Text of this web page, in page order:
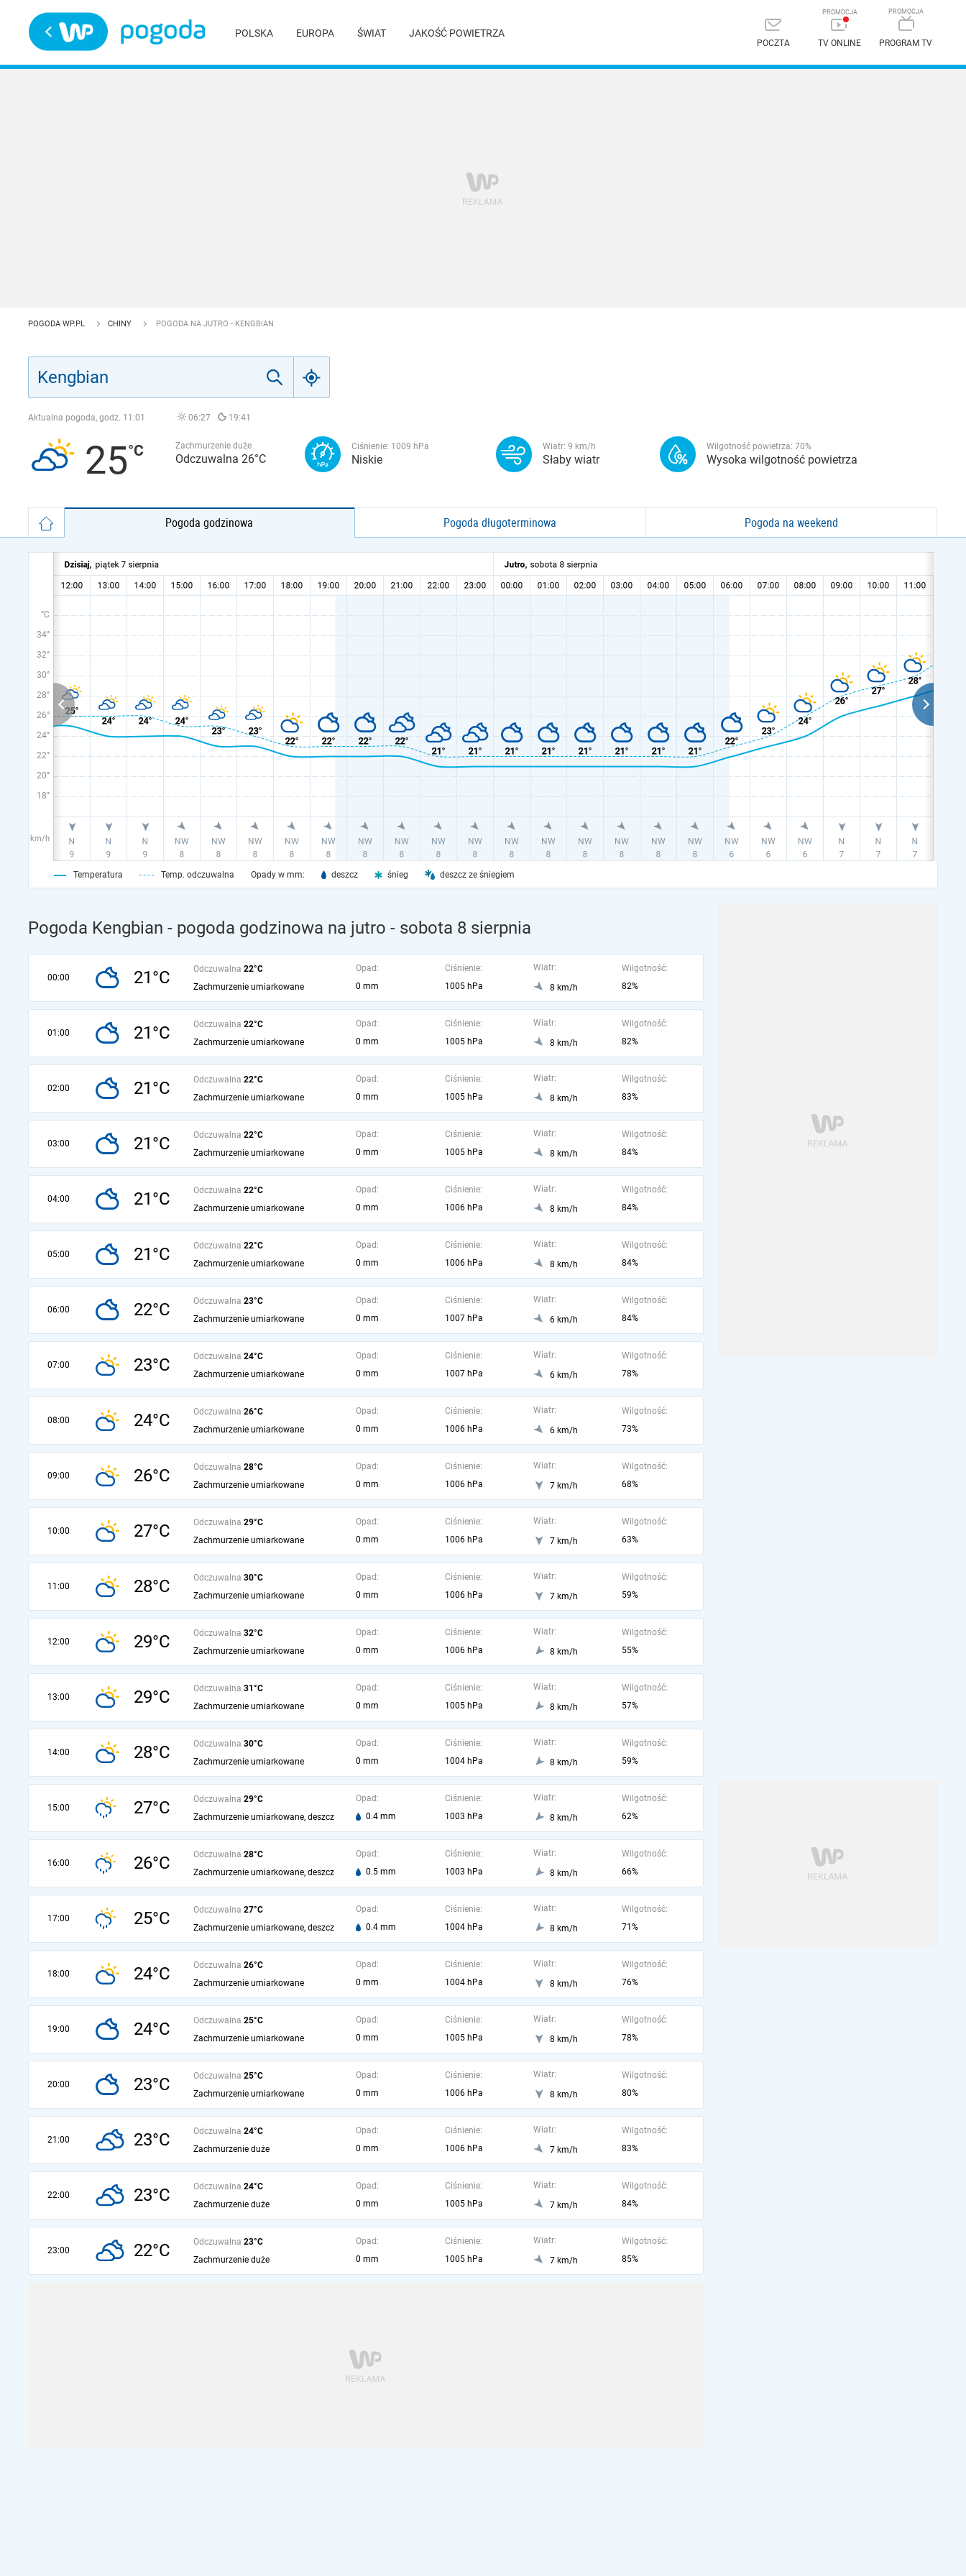
POLSKA EUROPA ŚWIAT JAKOŚĆ POWIETRZA
POCZTA TV ONLINE PROGRAM TV
POGODA WP.PL CHINY POGODA NA JUTRO - KENGBIAN
Aktualna pogoda, godz. 11:01 06:27 19:41
25 Zachmurzenie duże
Odczuwalna 26°C
Ciśnienie: 1009 hPa
Niskie
Wiatr: 9 km/h
Słaby wiatr
Wilgotność powietrza: 70%
Wysoka wilgotność powietrza
Pogoda godzinowa Pogoda długoterminowa Pogoda na weekend
°C
34°
32°
30°
28°
26°
24°
22°
20°
18°
km/h
Temperatura Temp. odczuwalna Opady w mm: deszcz śnieg deszcz ze śniegiem
Pogoda Kengbian - pogoda godzinowa na jutro - sobota 8 sierpnia
00:00 21°C Odczuwalna 22°C
Zachmurzenie umiarkowane
Opad:
0 mm
Ciśnienie:
1005 hPa
Wiatr:
8 km/h
Wilgotność:
82%
01:00 21°C Odczuwalna 22°C
Zachmurzenie umiarkowane
Opad:
0 mm
Ciśnienie:
1005 hPa
Wiatr:
8 km/h
Wilgotność:
82%
02:00 21°C Odczuwalna 22°C
Zachmurzenie umiarkowane
Opad:
0 mm
Ciśnienie:
1005 hPa
Wiatr:
8 km/h
Wilgotność:
83%
03:00 21°C Odczuwalna 22°C
Zachmurzenie umiarkowane
Opad:
0 mm
Ciśnienie:
1005 hPa
Wiatr:
8 km/h
Wilgotność:
84%
04:00 21°C Odczuwalna 22°C
Zachmurzenie umiarkowane
Opad:
0 mm
Ciśnienie:
1006 hPa
Wiatr:
8 km/h
Wilgotność:
84%
05:00 21°C Odczuwalna 22°C
Zachmurzenie umiarkowane
Opad:
0 mm
Ciśnienie:
1006 hPa
Wiatr:
8 km/h
Wilgotność:
84%
06:00 22°C Odczuwalna 23°C
Zachmurzenie umiarkowane
Opad:
0 mm
Ciśnienie:
1007 hPa
Wiatr:
6 km/h
Wilgotność:
84%
07:00 23°C Odczuwalna 24°C
Zachmurzenie umiarkowane
Opad:
0 mm
Ciśnienie:
1007 hPa
Wiatr:
6 km/h
Wilgotność:
78%
08:00 24°C Odczuwalna 26°C
Zachmurzenie umiarkowane
Opad:
0 mm
Ciśnienie:
1006 hPa
Wiatr:
6 km/h
Wilgotność:
73%
09:00 26°C Odczuwalna 28°C
Zachmurzenie umiarkowane
Opad:
0 mm
Ciśnienie:
1006 hPa
Wiatr:
7 km/h
Wilgotność:
68%
10:00 27°C Odczuwalna 29°C
Zachmurzenie umiarkowane
Opad:
0 mm
Ciśnienie:
1006 hPa
Wiatr:
7 km/h
Wilgotność:
63%
11:00 28°C Odczuwalna 30°C
Zachmurzenie umiarkowane
Opad:
0 mm
Ciśnienie:
1006 hPa
Wiatr:
7 km/h
Wilgotność:
59%
12:00 29°C Odczuwalna 32°C
Zachmurzenie umiarkowane
Opad:
0 mm
Ciśnienie:
1006 hPa
Wiatr:
8 km/h
Wilgotność:
55%
13:00 29°C Odczuwalna 31°C
Zachmurzenie umiarkowane
Opad:
0 mm
Ciśnienie:
1005 hPa
Wiatr:
8 km/h
Wilgotność:
57%
14:00 28°C Odczuwalna 30°C
Zachmurzenie umiarkowane
Opad:
0 mm
Ciśnienie:
1004 hPa
Wiatr:
8 km/h
Wilgotność:
59%
15:00 27°C Odczuwalna 29°C
Zachmurzenie umiarkowane, deszcz
Opad:
0.4 mm
Ciśnienie:
1003 hPa
Wiatr:
8 km/h
Wilgotność:
62%
16:00 26°C Odczuwalna 28°C
Zachmurzenie umiarkowane, deszcz
Opad:
0.5 mm
Ciśnienie:
1003 hPa
Wiatr:
8 km/h
Wilgotność:
66%
17:00 25°C Odczuwalna 27°C
Zachmurzenie umiarkowane, deszcz
Opad:
0.4 mm
Ciśnienie:
1004 hPa
Wiatr:
8 km/h
Wilgotność:
71%
18:00 24°C Odczuwalna 26°C
Zachmurzenie umiarkowane
Opad:
0 mm
Ciśnienie:
1004 hPa
Wiatr:
8 km/h
Wilgotność:
76%
19:00 24°C Odczuwalna 25°C
Zachmurzenie umiarkowane
Opad:
0 mm
Ciśnienie:
1005 hPa
Wiatr:
8 km/h
Wilgotność:
78%
20:00 23°C Odczuwalna 25°C
Zachmurzenie umiarkowane
Opad:
0 mm
Ciśnienie:
1006 hPa
Wiatr:
8 km/h
Wilgotność:
80%
21:00 23°C Odczuwalna 24°C
Zachmurzenie duże
Opad:
0 mm
Ciśnienie:
1006 hPa
Wiatr:
7 km/h
Wilgotność:
83%
22:00 23°C Odczuwalna 24°C
Zachmurzenie duże
Opad:
0 mm
Ciśnienie:
1005 hPa
Wiatr:
7 km/h
Wilgotność:
84%
23:00 22°C Odczuwalna 23°C
Zachmurzenie duże
Opad:
0 mm
Ciśnienie:
1005 hPa
Wiatr:
7 km/h
Wilgotność:
85%